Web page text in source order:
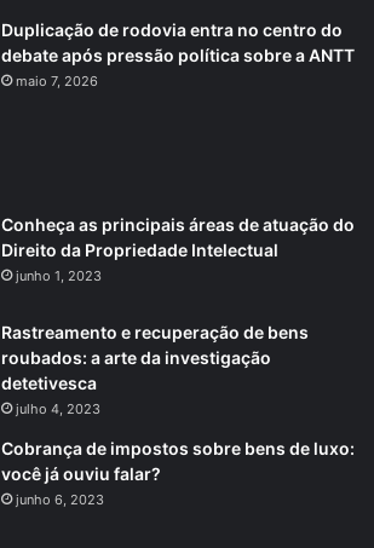
Duplicação de rodovia entra no centro do
debate após pressão política sobre a ANTT
maio 7, 2026
Conheça as principais áreas de atuação do
Direito da Propriedade Intelectual
junho 1, 2023
Rastreamento e recuperação de bens
roubados: a arte da investigação
detetivesca
julho 4, 2023
Cobrança de impostos sobre bens de luxo:
você já ouviu falar?
junho 6, 2023